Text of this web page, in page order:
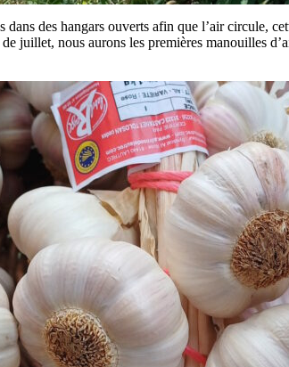
des hangars ouverts afin que l’air circule,
juillet, nous aurons les premières manouilles